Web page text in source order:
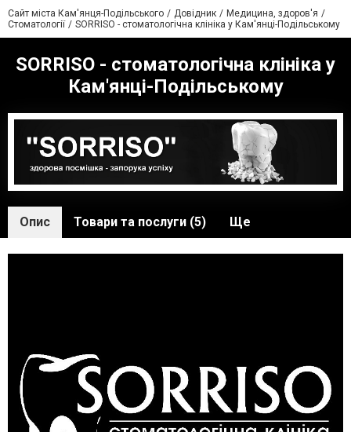
Сайт міста Кам'янця-Подільського Довідник
Медицина, здоров'я
Стоматології
SORRISO - стоматологічна клініка у Кам'янці-Подільському
SORRISO - стоматологічна клініка у
Кам'янці-Подільському
Опис Товари та послуги (5) Ще